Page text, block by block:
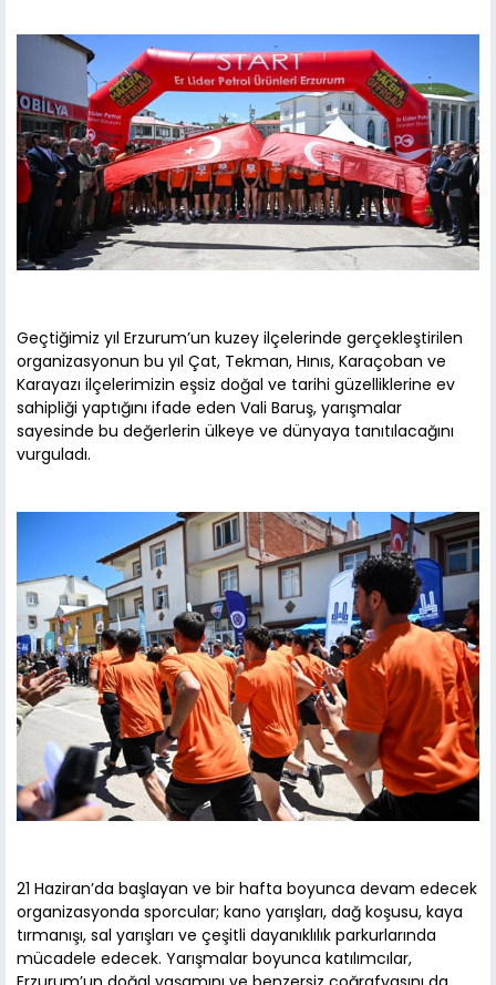
Geçtiğimiz yıl Erzurum’un kuzey ilçelerinde gerçekleştirilen
organizasyonun bu yıl Çat, Tekman, Hınıs, Karaçoban ve
Karayazı ilçelerimizin eşsiz doğal ve tarihi güzelliklerine ev
sahipliği yaptığını ifade eden Vali Baruş, yarışmalar
sayesinde bu değerlerin ülkeye ve dünyaya tanıtılacağını
vurguladı.
21 Haziran’da başlayan ve bir hafta boyunca devam edecek
organizasyonda sporcular; kano yarışları, dağ koşusu, kaya
tırmanışı, sal yarışları ve çeşitli dayanıklılık parkurlarında
mücadele edecek. Yarışmalar boyunca katılımcılar,